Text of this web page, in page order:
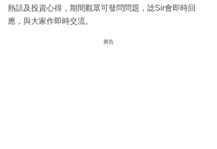
熱話及投資心得，期間觀眾可發問問題，諗Sir會即時回
應，與大家作即時交流。
廣告